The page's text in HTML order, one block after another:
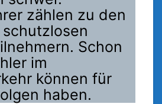
zählen zu den
Schon
im
können für
haben.